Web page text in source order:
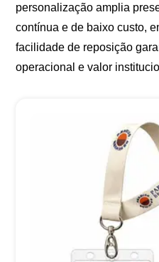
personalização amplia
contínua e de baixo custo,
facilidade de reposição
operacional e valor